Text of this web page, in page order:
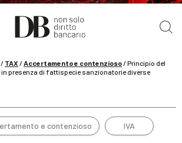
/ 17 settembre
dell’Intelligenza Artificiale
/ TAX /Accertamento e contenzioso/Principio del
presenza di fattispecie sanzionatorie diverse
e contenzioso IVA